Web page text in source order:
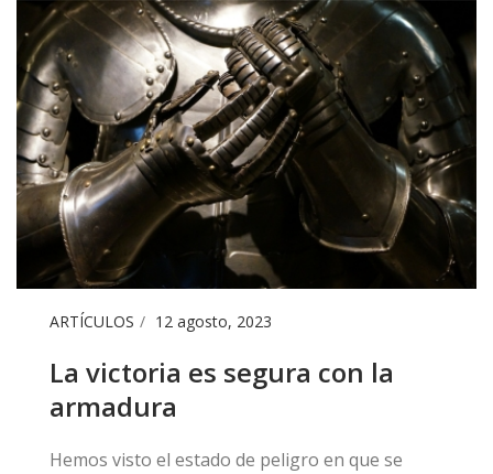
ARTÍCULOS 12 agosto, 2023
La victoria es segura con la
armadura
Hemos visto el estado de peligro en que se